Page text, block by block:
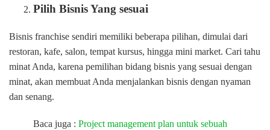
Pilih Bisnis Yang sesuai
Bisnis franchise sendiri memiliki beberapa pilihan, dimulai dari
restoran, kafe, salon, tempat kursus, hingga mini market. Cari tahu
minat Anda, karena pemilihan bidang bisnis yang sesuai dengan
minat, akan membuat Anda menjalankan bisnis dengan nyaman
dan senang.
Baca juga : Project management plan untuk sebuah